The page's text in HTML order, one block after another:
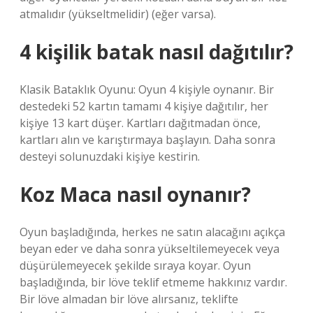
atmalıdır (yükseltmelidir) (eğer varsa).
4 kişilik batak nasıl dağıtılır?
Klasik Bataklık Oyunu: Oyun 4 kişiyle oynanır. Bir
destedeki 52 kartın tamamı 4 kişiye dağıtılır, her
kişiye 13 kart düşer. Kartları dağıtmadan önce,
kartları alın ve karıştırmaya başlayın. Daha sonra
desteyi solunuzdaki kişiye kestirin.
Koz Maca nasıl oynanır?
Oyun başladığında, herkes ne satın alacağını açıkça
beyan eder ve daha sonra yükseltilemeyecek veya
düşürülemeyecek şekilde sıraya koyar. Oyun
başladığında, bir löve teklif etmeme hakkınız vardır.
Bir löve almadan bir löve alırsanız, teklifte